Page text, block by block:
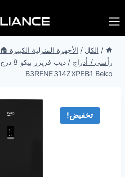
إلى
المحتوى
/ الكل / الأجهزة المنزلية الكبيرة 🏠
رأسي / أدراج /
B3RFNE314ZXPEB1 Beko
تخفيض!